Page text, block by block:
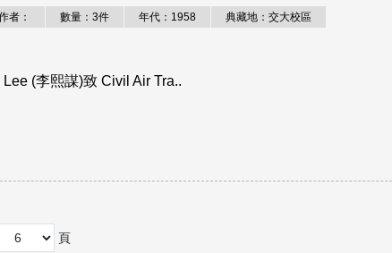
者： 數量：3件 年代：1958 典藏地：交大校區
(李熙謀)致 Civil Air Tra..
頁